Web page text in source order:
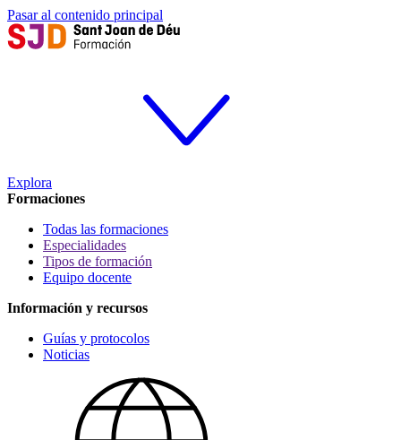
Pasar al contenido principal
Explora
Formaciones
Todas las formaciones
Especialidades
Tipos de formación
Equipo docente
Información y recursos
Guías y protocolos
Noticias